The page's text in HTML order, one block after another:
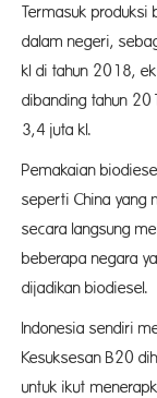
Termasuk produksi
dalam negeri,
kl di tahun 2018,
dibanding tahun
3,4 juta kl.
Pemakaian
seperti China yang
secara langsung
beberapa negara
dijadikan biodiesel.
Indonesia sendiri
Kesuksesan B20
untuk ikut